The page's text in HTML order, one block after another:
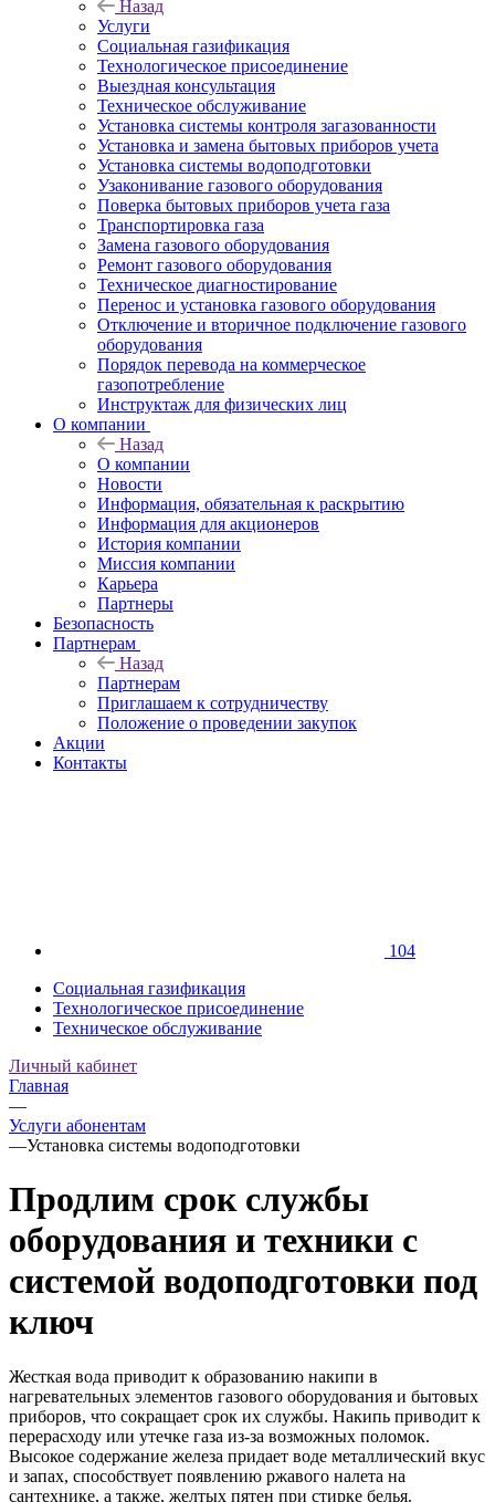
Назад
Услуги
Социальная газификация
Технологическое присоединение
Выездная консультация
Техническое обслуживание
Установка системы контроля загазованности
Установка и замена бытовых приборов учета
Установка системы водоподготовки
Узаконивание газового оборудования
Поверка бытовых приборов учета газа
Транспортировка газа
Замена газового оборудования
Ремонт газового оборудования
Техническое диагностирование
Перенос и установка газового оборудования
Отключение и вторичное подключение газового
оборудования
Порядок перевода на коммерческое
газопотребление
Инструктаж для физических лиц
О компании
Назад
О компании
Новости
Информация, обязательная к раскрытию
Информация для акционеров
История компании
Миссия компании
Карьера
Партнеры
Безопасность
Партнерам
Назад
Партнерам
Приглашаем к сотрудничеству
Положение о проведении закупок
Акции
Контакты
104
Социальная газификация
Технологическое присоединение
Техническое обслуживание
Личный кабинет
Главная
—
Услуги абонентам
—Установка системы водоподготовки
Продлим срок службы
оборудования и техники с
системой водоподготовки под
ключ
Жесткая вода приводит к образованию накипи в
нагревательных элементов газового оборудования и бытовых
приборов, что сокращает срок их службы. Накипь приводит к
перерасходу или утечке газа из-за возможных поломок.
Высокое содержание железа придает воде металлический вкус
и запах, способствует появлению ржавого налета на
сантехнике, а также, желтых пятен при стирке белья.